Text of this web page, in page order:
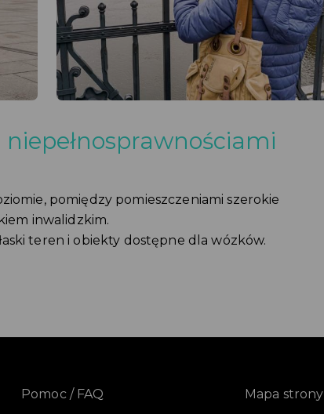
pomiędzy pomieszczeniami szerokie
inwalidzkim.
teren i obiekty dostępne dla wózków.
Pomoc / FAQ
Mapa strony